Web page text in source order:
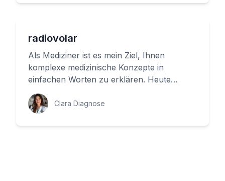
radiovolar
Als Mediziner ist es mein Ziel, Ihnen
komplexe medizinische Konzepte in
einfachen Worten zu erklären. Heute
widmen wir uns dem Unterarm und einer
spez...
Clara Diagnose